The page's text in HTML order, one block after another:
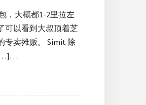
，大概都1-2里拉左
可以看到大叔顶着芝
专卖摊贩。 Simit 除
[…]…